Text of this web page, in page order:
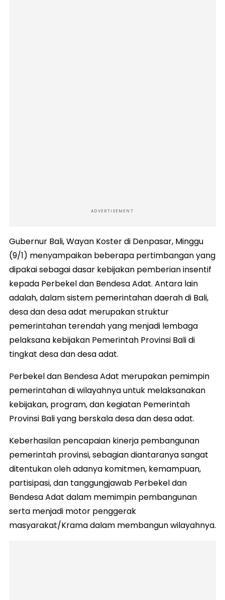
ADVERTISEMENT
Gubernur Bali, Wayan Koster di Denpasar, Minggu
(9/1) menyampaikan beberapa pertimbangan yang
dipakai sebagai dasar kebijakan pemberian insentif
kepada Perbekel dan Bendesa Adat. Antara lain
adalah, dalam sistem pemerintahan daerah di Bali,
desa dan desa adat merupakan struktur
pemerintahan terendah yang menjadi lembaga
pelaksana kebijakan Pemerintah Provinsi Bali di
tingkat desa dan desa adat.
Perbekel dan Bendesa Adat merupakan pemimpin
pemerintahan di wilayahnya untuk melaksanakan
kebijakan, program, dan kegiatan Pemerintah
Provinsi Bali yang berskala desa dan desa adat.
Keberhasilan pencapaian kinerja pembangunan
pemerintah provinsi, sebagian diantaranya sangat
ditentukan oleh adanya komitmen, kemampuan,
partisipasi, dan tanggungjawab Perbekel dan
Bendesa Adat dalam memimpin pembangunan
serta menjadi motor penggerak
masyarakat/Krama dalam membangun wilayahnya.